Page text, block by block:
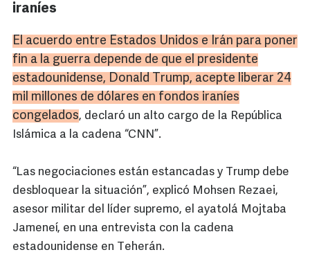
iraníes
El acuerdo entre Estados Unidos e Irán para poner
fin a la guerra depende de que el presidente
estadounidense, Donald Trump, acepte liberar 24
mil millones de dólares en fondos iraníes
congelados, declaró un alto cargo de la República
Islámica a la cadena “CNN”.
“Las negociaciones están estancadas y Trump debe
desbloquear la situación”, explicó Mohsen Rezaei,
asesor militar del líder supremo, el ayatolá Mojtaba
Jameneí, en una entrevista con la cadena
estadounidense en Teherán.